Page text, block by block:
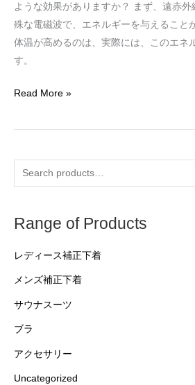
ような効果がありますか？ まず、遠赤
殊な電磁波で、エネルギーを与えること
体温が高めるのは、実際には、このエネ
す。
Read More »
Range of Products
レディース補正下着
メンズ補正下着
サウナスーツ
ブラ
アクセサリー
Uncategorized